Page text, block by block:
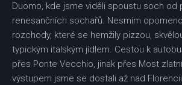
Duomo, kde jsme viděli spoustu soch od
renesančních sochařů. Nesmím
rozchody, které se hemžily pizzou,
typickým italským jídlem. Cestou k
přes Ponte Vecchio, jinak přes Most
výstupem jsme se dostali až nad